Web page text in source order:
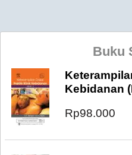
Buku
Kebidanan
Rp98.000